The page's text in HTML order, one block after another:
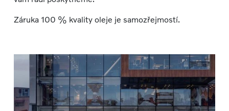
Záruka 100 % kvality oleje je samozřejmostí.